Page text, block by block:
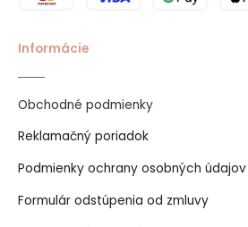
Informácie
Obchodné podmienky
Reklamačný poriadok
Podmienky ochrany osobných údajov
Formulár odstúpenia od zmluvy